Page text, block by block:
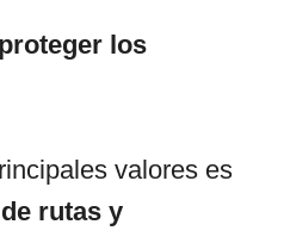
los
valores es
rutas y